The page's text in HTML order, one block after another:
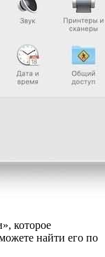
которое
найти его по